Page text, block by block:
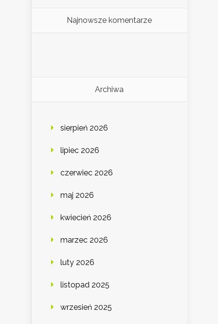
Najnowsze komentarze
Archiwa
sierpień 2026
lipiec 2026
czerwiec 2026
maj 2026
kwiecień 2026
marzec 2026
luty 2026
listopad 2025
wrzesień 2025